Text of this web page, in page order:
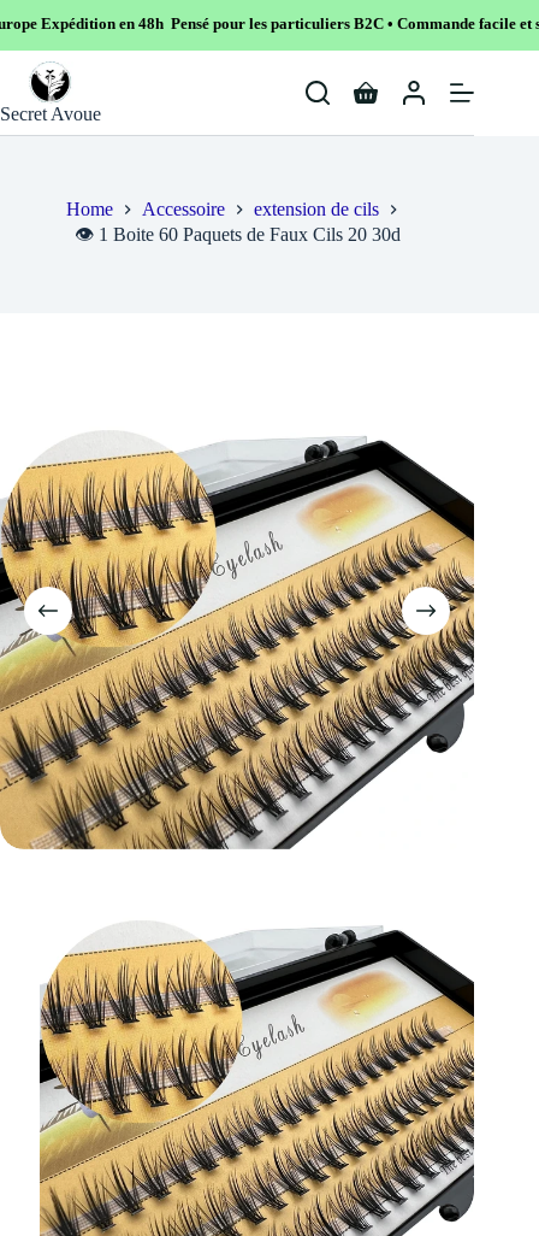
en 48h Pensé pour les particuliers B2C • Commande facile et sécurisé
content
Secret Avoue
Shopping
Home Accessoire
extension de cils
👁️ 1 Boite 60 Paquets de Faux Cils 20 30d